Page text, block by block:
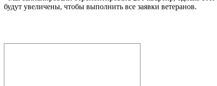
будут увеличены, чтобы выполнить все заявки ветеранов.